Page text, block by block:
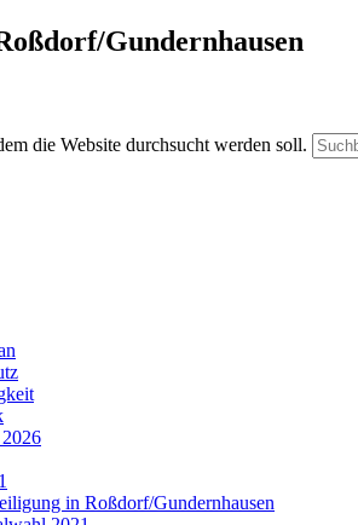
Gundernhausen
die Website durchsucht werden soll.
in Roßdorf/Gundernhausen